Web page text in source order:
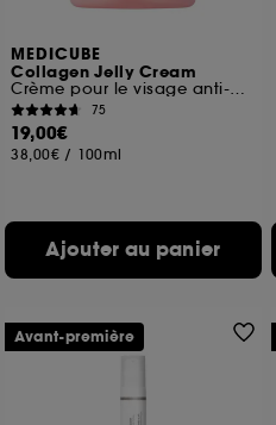
MEDICUBE
Collagen Jelly Cream
Crème pour le visage anti-âges
75
19,00€
38,00€ / 100ml
Ajouter au panier
Avant-première